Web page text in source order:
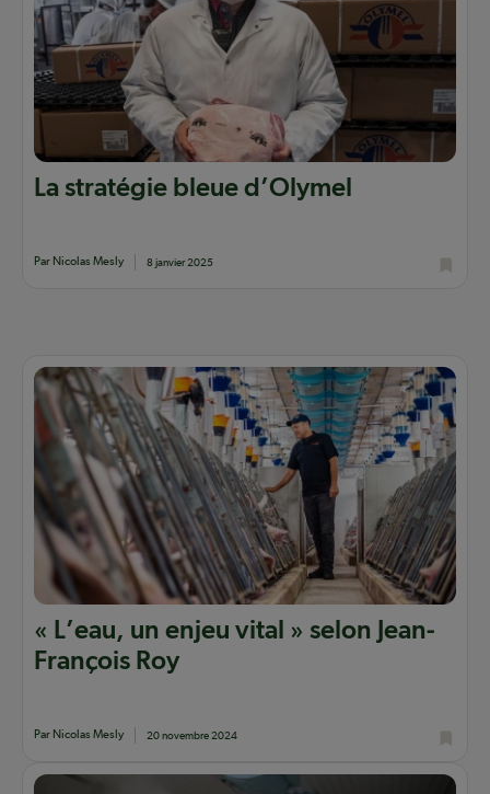
La stratégie bleue d’Olymel
Par Nicolas Mesly 8 janvier 2025
« L’eau, un enjeu vital » selon Jean-
François Roy
Par Nicolas Mesly 20 novembre 2024